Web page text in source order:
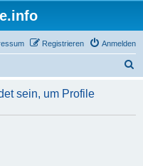
Anmelden
Registrieren
h
sein, um Profile